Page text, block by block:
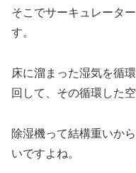
そこでサーキュレータ
す。
床に溜まった湿気を循
回して、その循環した
除湿機って結構重いか
いですよね。